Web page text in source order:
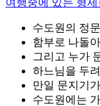
수도원의 정
함부로 나돌
그리고 누가
하느님을 두
만일 문지기
수도원에는